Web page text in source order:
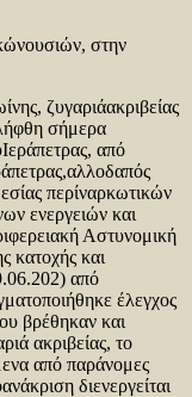
στην
ζυγαριάακριβείας
σήμερα
από
περίναρκωτικών
ενεργειών και
Αστυνομική
κατοχής και
από
έλεγχος
βρέθηκαν και
ακριβείας, το
από παράνομες
διενεργείται